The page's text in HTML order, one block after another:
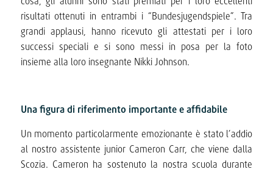
risultati ottenuti in entrambi i “Bundesjugendspiele”. Tra
grandi applausi, hanno ricevuto gli attestati per i loro
successi speciali e si sono messi in posa per la foto
insieme alla loro insegnante Nikki Johnson.
Una figura di riferimento importante e affidabile
Un momento particolarmente emozionante è stato l’addio
al nostro assistente junior Cameron Carr, che viene dalla
Scozia. Cameron ha sostenuto la nostra scuola durante